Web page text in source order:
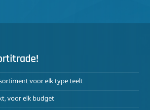
voor elk type teelt
voor elk budget